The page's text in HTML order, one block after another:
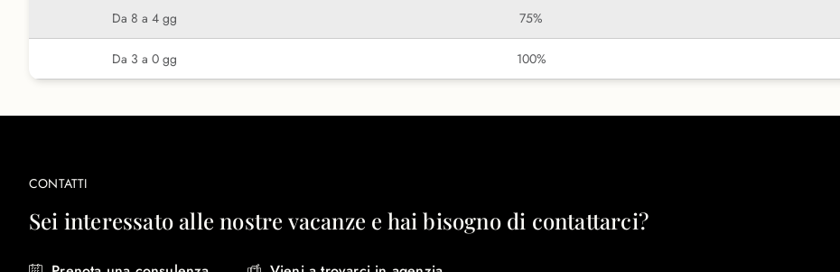
Da 8 a 4 gg 75%
Da 3 a 0 gg 100%
CONTATTI
Sei interessato alle nostre vacanze e hai bisogno di contattarci?